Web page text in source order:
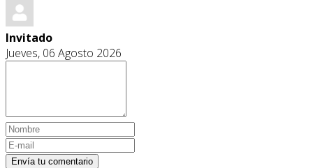
Invitado
Jueves, 06 Agosto 2026
Envía tu comentario